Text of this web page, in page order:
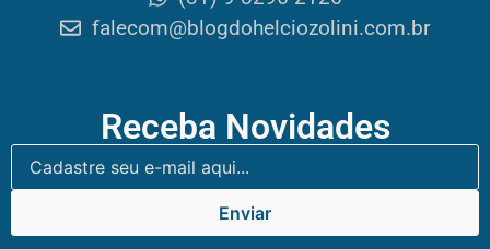
falecom@blogdohelciozolini.com.br
Receba Novidades
Enviar